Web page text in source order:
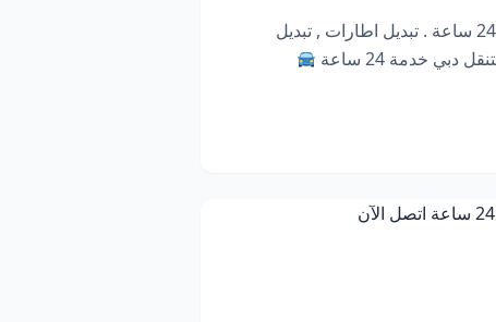
كراج متنقل ابو ظبي . خدمة 24 ساعة . تبديل اطارات , تبديل
خدمة 24 ساعة